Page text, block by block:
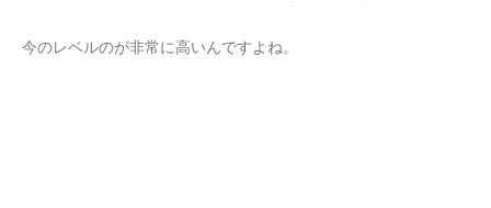
今のレベルのが非常に高いんですよね。